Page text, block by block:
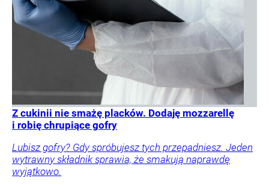
Z cukinii nie smażę placków. Dodaję mozzarellę
i robię chrupiące gofry
Lubisz gofry? Gdy spróbujesz tych przepadniesz. Jeden
wytrawny składnik sprawia, że smakują naprawdę
wyjątkowo.